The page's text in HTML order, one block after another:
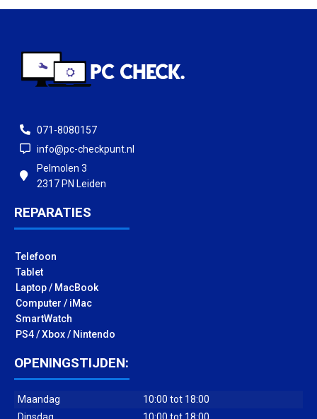
071-8080157
info@pc-checkpunt.nl
Pelmolen 3
2317 PN Leiden
REPARATIES
Telefoon
Tablet
Laptop / MacBook
Computer / iMac
SmartWatch
PS4 / Xbox / Nintendo
OPENINGSTIJDEN:
Maandag
10:00 tot 18:00